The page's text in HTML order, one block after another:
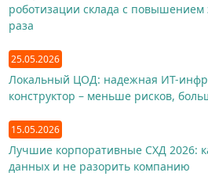
роботизации склада с повышением
раза
25.05.2026
Локальный ЦОД: надежная ИТ-
конструктор – меньше рисков,
15.05.2026
Лучшие корпоративные СХД 2026:
данных и не разорить компанию